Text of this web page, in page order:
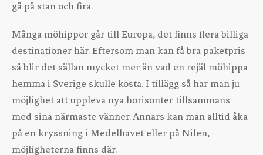
gå på stan och fira.
Många möhippor går till Europa, det finns flera billiga
destinationer här. Eftersom man kan få bra paketpris
så blir det sällan mycket mer än vad en rejäl möhippa
hemma i Sverige skulle kosta. I tillägg så har man ju
möjlighet att uppleva nya horisonter tillsammans
med sina närmaste vänner. Annars kan man alltid åka
på en kryssning i Medelhavet eller på Nilen,
möjligheterna finns där.